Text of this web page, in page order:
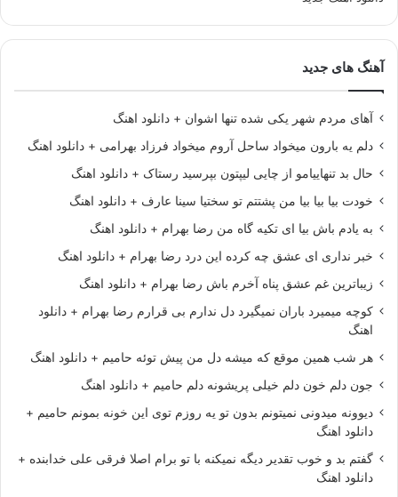
آهنگ های جدید
آهای مردم شهر یکی شده تنها اشوان + دانلود اهنگ
دلم یه بارون میخواد ساحل آروم میخواد فرزاد بهرامی + دانلود اهنگ
حال بد تنهاییامو از چایی لیپتون بپرسید رستاک + دانلود اهنگ
خودت بیا بیا بیا من پشتتم تو سختیا سینا عارف + دانلود اهنگ
به یادم باش بیا ای تکیه گاه من رضا بهرام + دانلود اهنگ
خبر نداری ای عشق چه کرده این درد رضا بهرام + دانلود اهنگ
زیباترین غم عشق پناه آخرم باش رضا بهرام + دانلود اهنگ
کوچه میمیرد باران نمیگیرد دل ندارم بی قرارم رضا بهرام + دانلود
اهنگ
هر شب همین موقع که میشه دل من پیش توئه حامیم + دانلود اهنگ
جون دلم خون دلم خیلی پریشونه دلم حامیم + دانلود اهنگ
دیوونه میدونی نمیتونم بدون تو یه روزم توی این خونه بمونم حامیم +
دانلود اهنگ
گفتم بد و خوب تقدیر دیگه نمیکنه با تو برام اصلا فرقی علی خدابنده +
دانلود اهنگ